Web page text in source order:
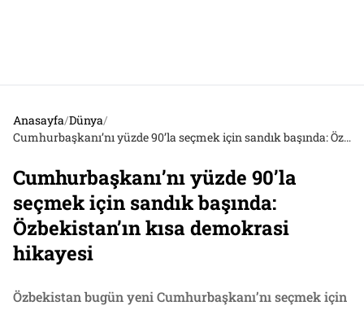
Anasayfa/Dünya/
Cumhurbaşkanı’nı yüzde 90’la seçmek için sandık başında: Özbekistan’ın kısa demokrasi hikayesi
Cumhurbaşkanı’nı yüzde 90’la
seçmek için sandık başında:
Özbekistan’ın kısa demokrasi
hikayesi
Özbekistan bugün yeni Cumhurbaşkanı’nı seçmek için